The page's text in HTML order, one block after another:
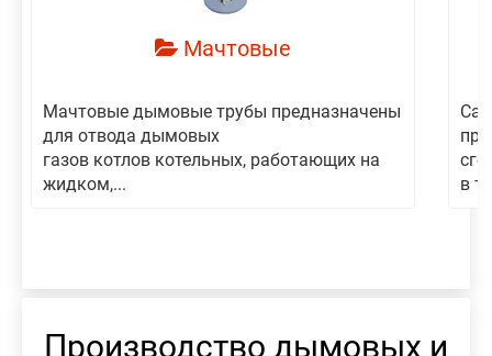
Мачтовые
Мачтовые дымовые трубы предназначены
для отвода дымовых
газов котлов котельных, работающих на
жидком,...
в
Производство дымовых и